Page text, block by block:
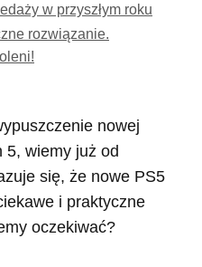
w przyszłym roku
rozwiązanie.
nowej
5, wiemy już od
się, że nowe PS5
i praktyczne
oczekiwać?